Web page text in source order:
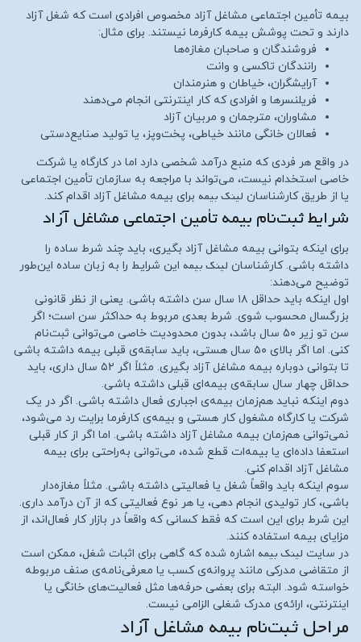
بیمه تأمین اجتماعی مشاغل آزاد مخصوص افرادی است که شغل آزاد
دارند و تحت پوشش بیمه کارفرما نیستند. برای مثال:
فروشندگان و صاحبان مغازه‌ها
رانندگان تاکسی و وانت
آرایشگران، خیاطان و هنرمندان
فریلنسرها و افرادی که کار اینترنتی انجام می‌دهند
مشاوران، مترجمان و مربیان آزاد
فعالان خانگی مانند خیاطی، پخت‌وپز، یا تولید صنایع‌دستی
در واقع هر فردی که منبع درآمد شخصی دارد اما در کارگاه یا شرکت
خاصی استخدام نیست، می‌تواند با مراجعه به سازمان تأمین اجتماعی
یا از طریق کارشناسان لینک بیمه برای بیمه مشاغل آزاد اقدام کند.
شرایط ثبت‌نام بیمه تأمین اجتماعی مشاغل آزاد
برای اینکه بتوانی بیمه مشاغل آزاد بگیری، باید چند شرط ساده را
داشته باشی. کارشناسان لینک بیمه این شرایط را به زبان ساده این‌طور
توضیح می‌دهند:
اول اینکه باید حداقل ۱۸ سال سن داشته باشی. یعنی از نظر قانونی
بزرگسال محسوب شوی. شرط بعدی مربوط به حداکثر سن است؛ اگر
سن تو زیر ۵۰ سال باشد، بدون محدودیت خاصی می‌توانی ثبت‌نام
کنی. اما اگر بالای ۵۰ سال هستی، باید سابقه‌ی قبلی بیمه داشته باشی
تا بتوانی دوباره بیمه مشاغل آزاد بگیری. مثلاً اگر ۵۲ سال داری، باید
حداقل چهار سال سابقه‌ی بیمه‌ای قبلی داشته باشی.
دوم اینکه نباید هم‌زمان بیمه‌ی اجباری فعال داشته باشی. اگر در یک
شرکت یا کارگاه مشغول کار هستی و بیمه‌ی کارفرما برایت رد می‌شود،
نمی‌توانی هم‌زمان بیمه مشاغل آزاد داشته باشی. اما اگر از کار قبلی
استعفا داده‌ای یا بیمه‌ات قطع شده، می‌توانی به‌راحتی برای بیمه
مشاغل آزاد اقدام کنی.
سوم اینکه باید واقعاً شغل یا فعالیتی داشته باشی. مثلاً مغازه‌دار
باشی، کار تولیدی انجام دهی، یا هر نوع فعالیتی که از آن درآمد داری.
این شرط برای این است که فقط کسانی که واقعاً در بازار کار فعال‌اند، از
مزایای بیمه استفاده کنند.
در سایت لینک بیمه اشاره شده که گاهی برای اثبات شغل، ممکن است
از متقاضی مدرکی مانند پروانه‌ی کسب یا معرفی‌نامه‌ی صنف مربوطه
خواسته شود. البته برای بعضی حرفه‌ها مثل فعالیت‌های خانگی یا
اینترنتی، ارائه‌ی مدرک شغلی الزامی نیست.
مراحل ثبت‌نام بیمه مشاغل آزاد